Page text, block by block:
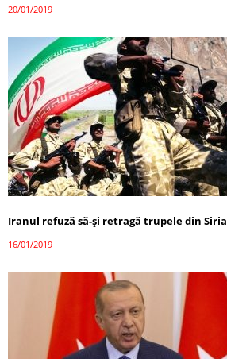
20/01/2019
Iranul refuză să-și retragă trupele din Siria
16/01/2019